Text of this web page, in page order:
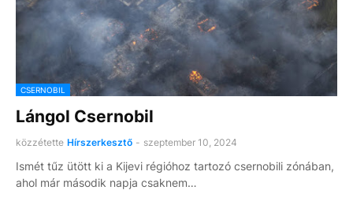
CSERNOBIL
Lángol Csernobil
közzétette Hírszerkesztő - szeptember 10, 2024
Ismét tűz ütött ki a Kijevi régióhoz tartozó csernobili zónában,
ahol már második napja csaknem…